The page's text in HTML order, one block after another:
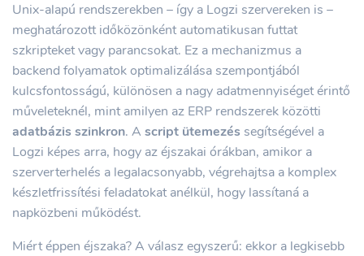
Unix-alapú rendszerekben – így a Logzi szervereken is –
meghatározott időközönként automatikusan futtat
szkripteket vagy parancsokat. Ez a mechanizmus a
backend folyamatok optimalizálása szempontjából
kulcsfontosságú, különösen a nagy adatmennyiséget érintő
műveleteknél, mint amilyen az ERP rendszerek közötti
adatbázis szinkron. A script ütemezés segítségével a
Logzi képes arra, hogy az éjszakai órákban, amikor a
szerverterhelés a legalacsonyabb, végrehajtsa a komplex
készletfrissítési feladatokat anélkül, hogy lassítaná a
napközbeni működést.
Miért éppen éjszaka? A válasz egyszerű: ekkor a legkisebb